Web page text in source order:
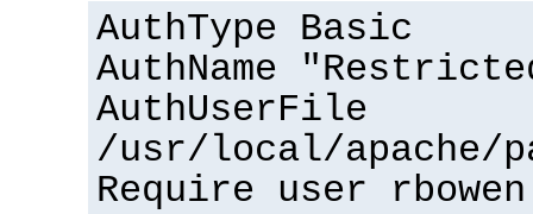
AuthType Basic
AuthName
AuthUserFile
/usr/local/apache/
Require user rbowen